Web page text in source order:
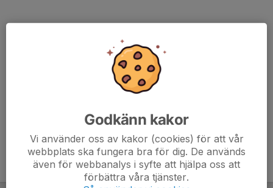
Godkänn kakor
Vi använder oss av kakor (cookies) för att vår
webbplats ska fungera bra för dig. De används
även för webbanalys i syfte att hjälpa oss att
förbättra våra tjänster.